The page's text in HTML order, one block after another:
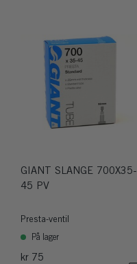
GIANT SLANGE 700X35-
45 PV
Presta-ventil
På lager
kr 75